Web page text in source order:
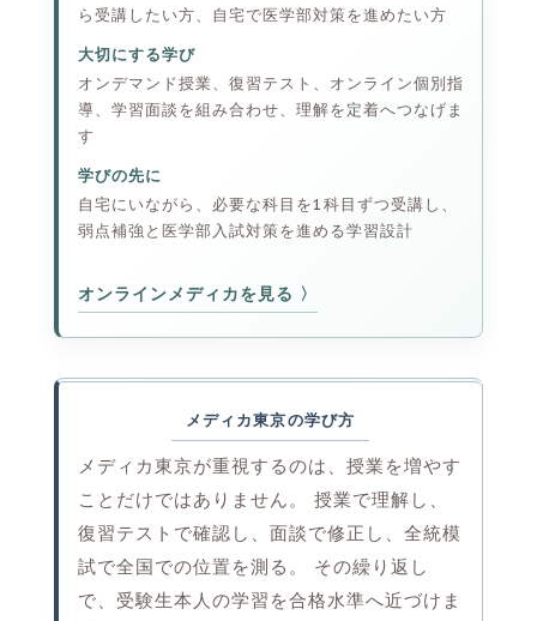
ら受講したい方、自宅で医学部対策を進めたい方
大切にする学び
オンデマンド授業、復習テスト、オンライン個別指
導、学習面談を組み合わせ、理解を定着へつなげま
す
学びの先に
自宅にいながら、必要な科目を1科目ずつ受講し、
弱点補強と医学部入試対策を進める学習設計
オンラインメディカを見る
メディカ東京の学び方
メディカ東京が重視するのは、授業を増やす
ことだけではありません。 授業で理解し、
復習テストで確認し、面談で修正し、全統模
試で全国での位置を測る。 その繰り返し
で、受験生本人の学習を合格水準へ近づけま